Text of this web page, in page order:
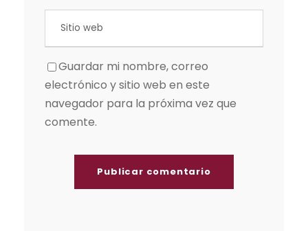
Guardar mi nombre, correo
electrónico y sitio web en este
navegador para la próxima vez que
comente.